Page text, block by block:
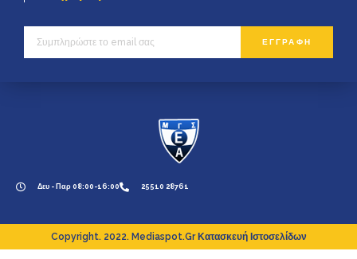
ΕΓΓΡΑΦΗ
Δευ - Παρ 08:00-16:00 25510 28761
Copyright. 2022. Mediaspot.gr Κατασκευή Ιστοσελίδων